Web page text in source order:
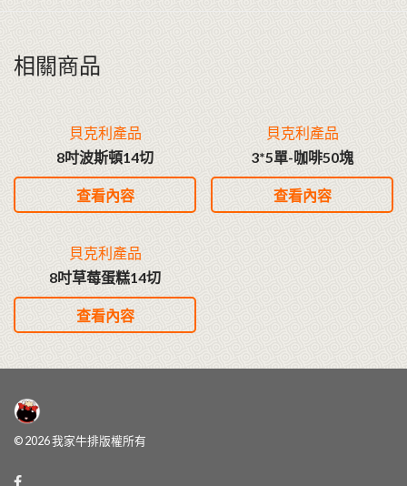
相關商品
貝克利產品
8吋波斯頓14切
查看內容
貝克利產品
3*5單-咖啡50塊
查看內容
貝克利產品
8吋草莓蛋糕14切
查看內容
© 2026 我家牛排版權所有